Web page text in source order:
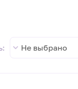
Не выбрано